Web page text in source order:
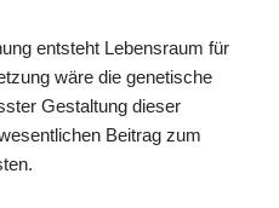
entsteht Lebensraum für
wäre die genetische
Gestaltung dieser
Beitrag zum